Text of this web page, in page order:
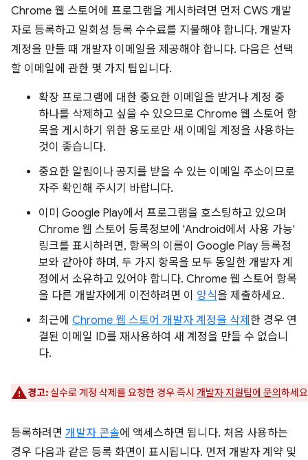
Chrome 웹 스토어에 프로그램을 게시하려면 먼저 CWS 개발
자로 등록하고 일회성 등록 수수료를 지불해야 합니다. 개발자
계정을 만들 때 개발자 이메일을 제공해야 합니다. 다음은 선택
할 이메일에 관한 몇 가지 팁입니다.
확장 프로그램에 대한 중요한 이메일을 받거나 계정 중
하나를 삭제하고 싶을 수 있으므로 Chrome 웹 스토어 항
목을 게시하기 위한 용도로만 새 이메일 계정을 사용하는
것이 좋습니다.
중요한 알림이나 공지를 받을 수 있는 이메일 주소이므로
자주 확인해 주시기 바랍니다.
이미 Google Play에서 프로그램을 호스팅하고 있으며
Chrome 웹 스토어 등록정보에 'Android에서 사용 가능'
링크를 표시하려면, 항목의 이름이 Google Play 등록정
보와 같아야 하며, 두 가지 항목을 모두 동일한 개발자 계
정에서 소유하고 있어야 합니다. Chrome 웹 스토어 항목
을 다른 개발자에게 이전하려면 이 양식을 제출하세요.
최근에 Chrome 웹 스토어 개발자 계정을 삭제 한 경우 연
결된 이메일 ID를 재사용하여 새 계정을 만들 수 없습니
다.
경고: 실수로 계정 삭제를 요청한 경우 즉시 개발자 지원팀에 문의하세
등록하려면 개발자 콘솔에 액세스하면 됩니다. 처음 사용하는
경우 다음과 같은 등록 화면이 표시됩니다. 먼저 개발자 계약 및